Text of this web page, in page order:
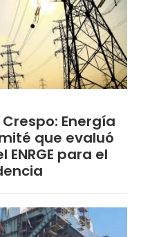
Energía
que evaluó
para el